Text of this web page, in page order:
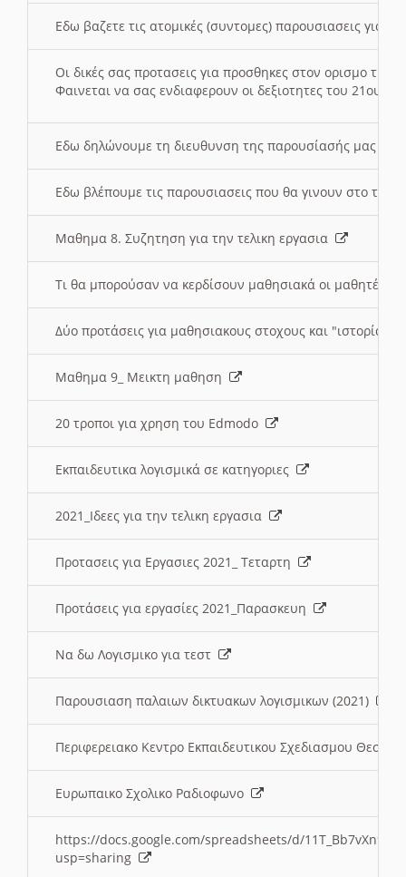
Εδω βαζετε τις ατομικές (συντομες) παρουσιασεις για
Οι δικές σας προτασεις για προσθηκες στον ορισμο
Φαινεται να σας ενδιαφερουν οι δεξιοτητες του 21ου
Εδω δηλώνουμε τη διευθυνση της παρουσίασής μας
Εδω βλέπουμε τις παρουσιασεις που θα γινουν στο
Μαθημα 8. Συζητηση για την τελικη εργασια
Τι θα μπορούσαν να κερδίσουν μαθησιακά οι μαθητές/
Δύο προτάσεις για μαθησιακους στοχους και "ιστορία"
Μαθημα 9_ Μεικτη μαθηση
20 τροποι για χρηση του Edmodo
Εκπαιδευτικα λογισμικά σε κατηγοριες
2021_Ιδεες για την τελικη εργασια
Προτασεις για Εργασιες 2021_ Τεταρτη
Προτάσεις για εργασίες 2021_Παρασκευη
Να δω Λογισμικο για τεστ
Παρουσιαση παλαιων δικτυακων λογισμικων (2021)
Περιφερειακο Κεντρο Εκπαιδευτικου Σχεδιασμου
Ευρωπαικο Σχολικο Ραδιοφωνο
https://docs.google.com/spreadsheets/d/
usp=sharing